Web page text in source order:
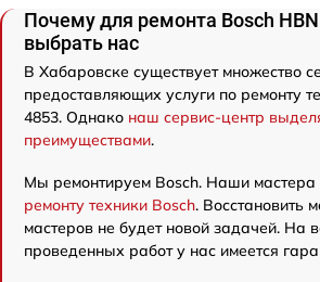
Почему для ремонта Bosch
выбрать нас
В Хабаровске существует множество
предоставляющих услуги по ремонту
4853. Однако наш сервис-центр
преимуществами.
Мы ремонтируем Bosch. Наши мастера
ремонту техники Bosch. Восстановить
мастеров не будет новой задачей. На
проведенных работ у нас имеется